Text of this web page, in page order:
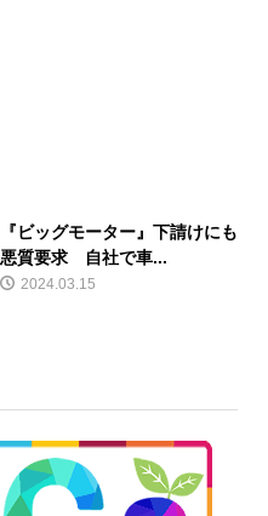
『ビッグモーター』下請けにも
悪質要求 自社で車...
2024.03.15